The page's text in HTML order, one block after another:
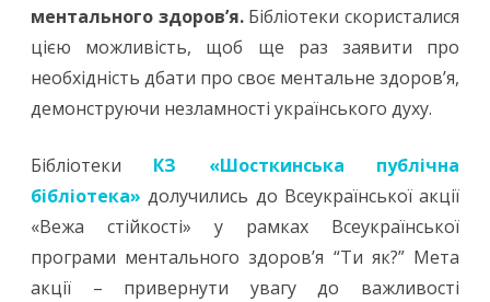
ментального здоров’я.Бібліотеки скористалися
цією можливість, щоб ще раз заявити про
необхідність дбати про своє ментальне здоров’я,
демонструючи незламності українського духу.
Бібліотеки КЗ «Шосткинська публічна
бібліотека» долучились до Всеукраїнської акції
«Вежа стійкості» у рамках Всеукраїнської
програми ментального здоров’я “Ти як?” Мета
акції – привернути увагу до важливості